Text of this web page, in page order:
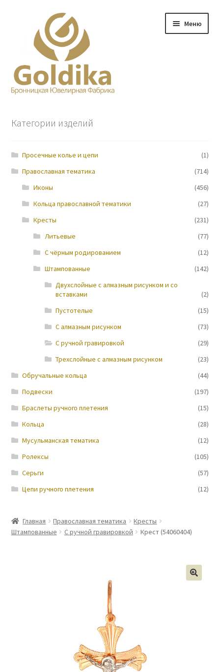
навигации
содержимому
Меню
Прайс-лист
Контакты
Новости
Категории изделий
Просечные колье и цепи
(1)
Православная тематика
(714)
Иконы
(456)
Кольца православной тематики
(27)
Кресты
(231)
Литьевые
(77)
С чёрным родированием
(12)
Штампованные
(142)
Двухслойные с алмазным рисунком и со
вставками
(2)
Пустотелые
(15)
С алмазным рисунком
(73)
С ручной гравировкой
(29)
Трехслойные с алмазным рисунком
(23)
Обручальные кольца
(44)
Подвески
(197)
Браслеты ручного плетения
(15)
Кольца
(28)
Мусульманская тематика
(12)
Ролексы
(105)
Серьги
(57)
Цепи ручного плетения
(12)
Главная Православная тематика
Кресты
Штампованные
С ручной гравировкой Крест (54060404)